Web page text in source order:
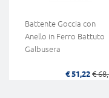
Battente Goccia con
Anello in Ferro Battuto
Galbusera
€ 51,22 €